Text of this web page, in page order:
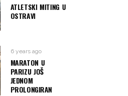
ATLETSKI MITING U
OSTRAVI
6 years ago
MARATON U
PARIZU JOŠ
JEDNOM
PROLONGIRAN